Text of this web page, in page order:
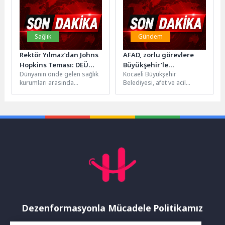
düzenlediği...
Sağlık
Rektör Yılmaz’dan Johns
Hopkins Teması: DEÜ
Organ Naklinde Yeni
Dönem
Dünyanın önde gelen sağlık
kurumları arasında
Dokuz Eylül Üniversitesi...
Gündem
AFAD, zorlu görevlere
Büyükşehir’le
hazırlanıyor
Kocaeli Büyükşehir
Belediyesi, afet ve acil
gücünü...
Dezenformasyonla Mücadele Politikamız